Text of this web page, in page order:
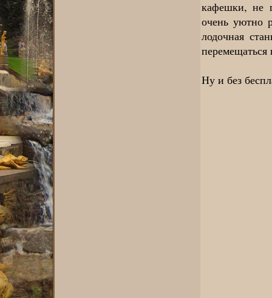
кафешки, не
очень уютно
лодочная
перемещаться
Ну и без